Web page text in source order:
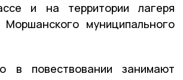
и на территории лагеря
муниципального
в повествовании занимают